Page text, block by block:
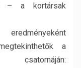
– a kortársak
a